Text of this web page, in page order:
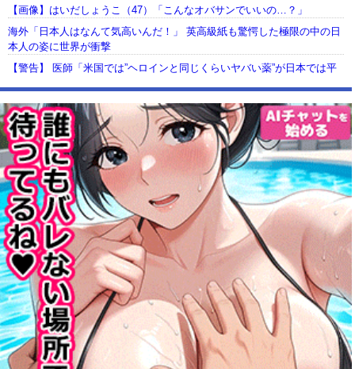
【画像】はいだしょうこ（47）「こんなオバサンでいいの…？」
海外「日本人はなんて気高いんだ！」 英高級紙も驚愕した極限の中の日
本人の姿に世界が衝撃
【警告】 医師「米国では”ヘロインと同じくらいヤバい薬”が日本では平
【動画】USJの禁止エリアに子どもたちが続々乱入 → スタッフが注意し
ても止まらない事態に
Powered by livedoor 相互RSS